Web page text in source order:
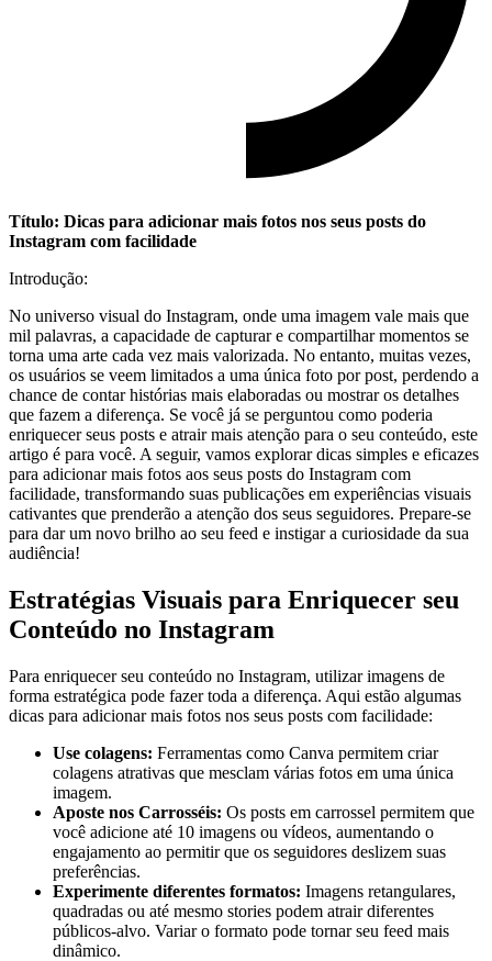
Título: Dicas para adicionar mais fotos nos seus posts​ do
Instagram com facilidade
Introdução:
No ​universo visual do Instagram, onde uma imagem vale mais que
mil palavras, a capacidade de capturar e​ compartilhar momentos se
torna uma arte cada vez⁣ mais valorizada. No entanto, muitas vezes,
os⁣ usuários se veem limitados a uma única foto por post,‍ perdendo a
chance de contar histórias mais elaboradas ou mostrar os detalhes
que fazem a diferença. Se você já se perguntou como poderia
enriquecer ⁢seus posts e atrair mais⁢ atenção ​para o ⁢seu conteúdo, este
⁢artigo é para você. A seguir, vamos explorar dicas simples⁣ e eficazes​
para adicionar ‌mais fotos⁤ aos seus posts do Instagram com
facilidade, transformando suas publicações em experiências ⁢visuais
cativantes que prenderão a atenção dos seus ⁤seguidores. Prepare-se
para dar um novo brilho ao seu feed e instigar a curiosidade‌ da sua
audiência!
Estratégias⁢ Visuais para Enriquecer seu
Conteúdo no Instagram
Para​ enriquecer seu conteúdo no ​Instagram, utilizar imagens de
⁣forma estratégica⁤ pode fazer toda a⁢ diferença. Aqui estão algumas
⁢dicas para adicionar mais fotos nos⁢ seus posts com facilidade:
Use colagens: Ferramentas ‍como Canva permitem criar
colagens atrativas que mesclam várias‌ fotos em uma única
imagem.
Aposte nos Carrosséis: Os posts em carrossel permitem que
você adicione até ‌10 imagens ⁢ou vídeos, aumentando o
‌engajamento ao permitir que os seguidores deslizem suas
preferências.
Experimente diferentes formatos: Imagens retangulares,
quadradas ou até ‍mesmo stories podem atrair diferentes
públicos-alvo. Variar o formato pode tornar seu feed mais
dinâmico.